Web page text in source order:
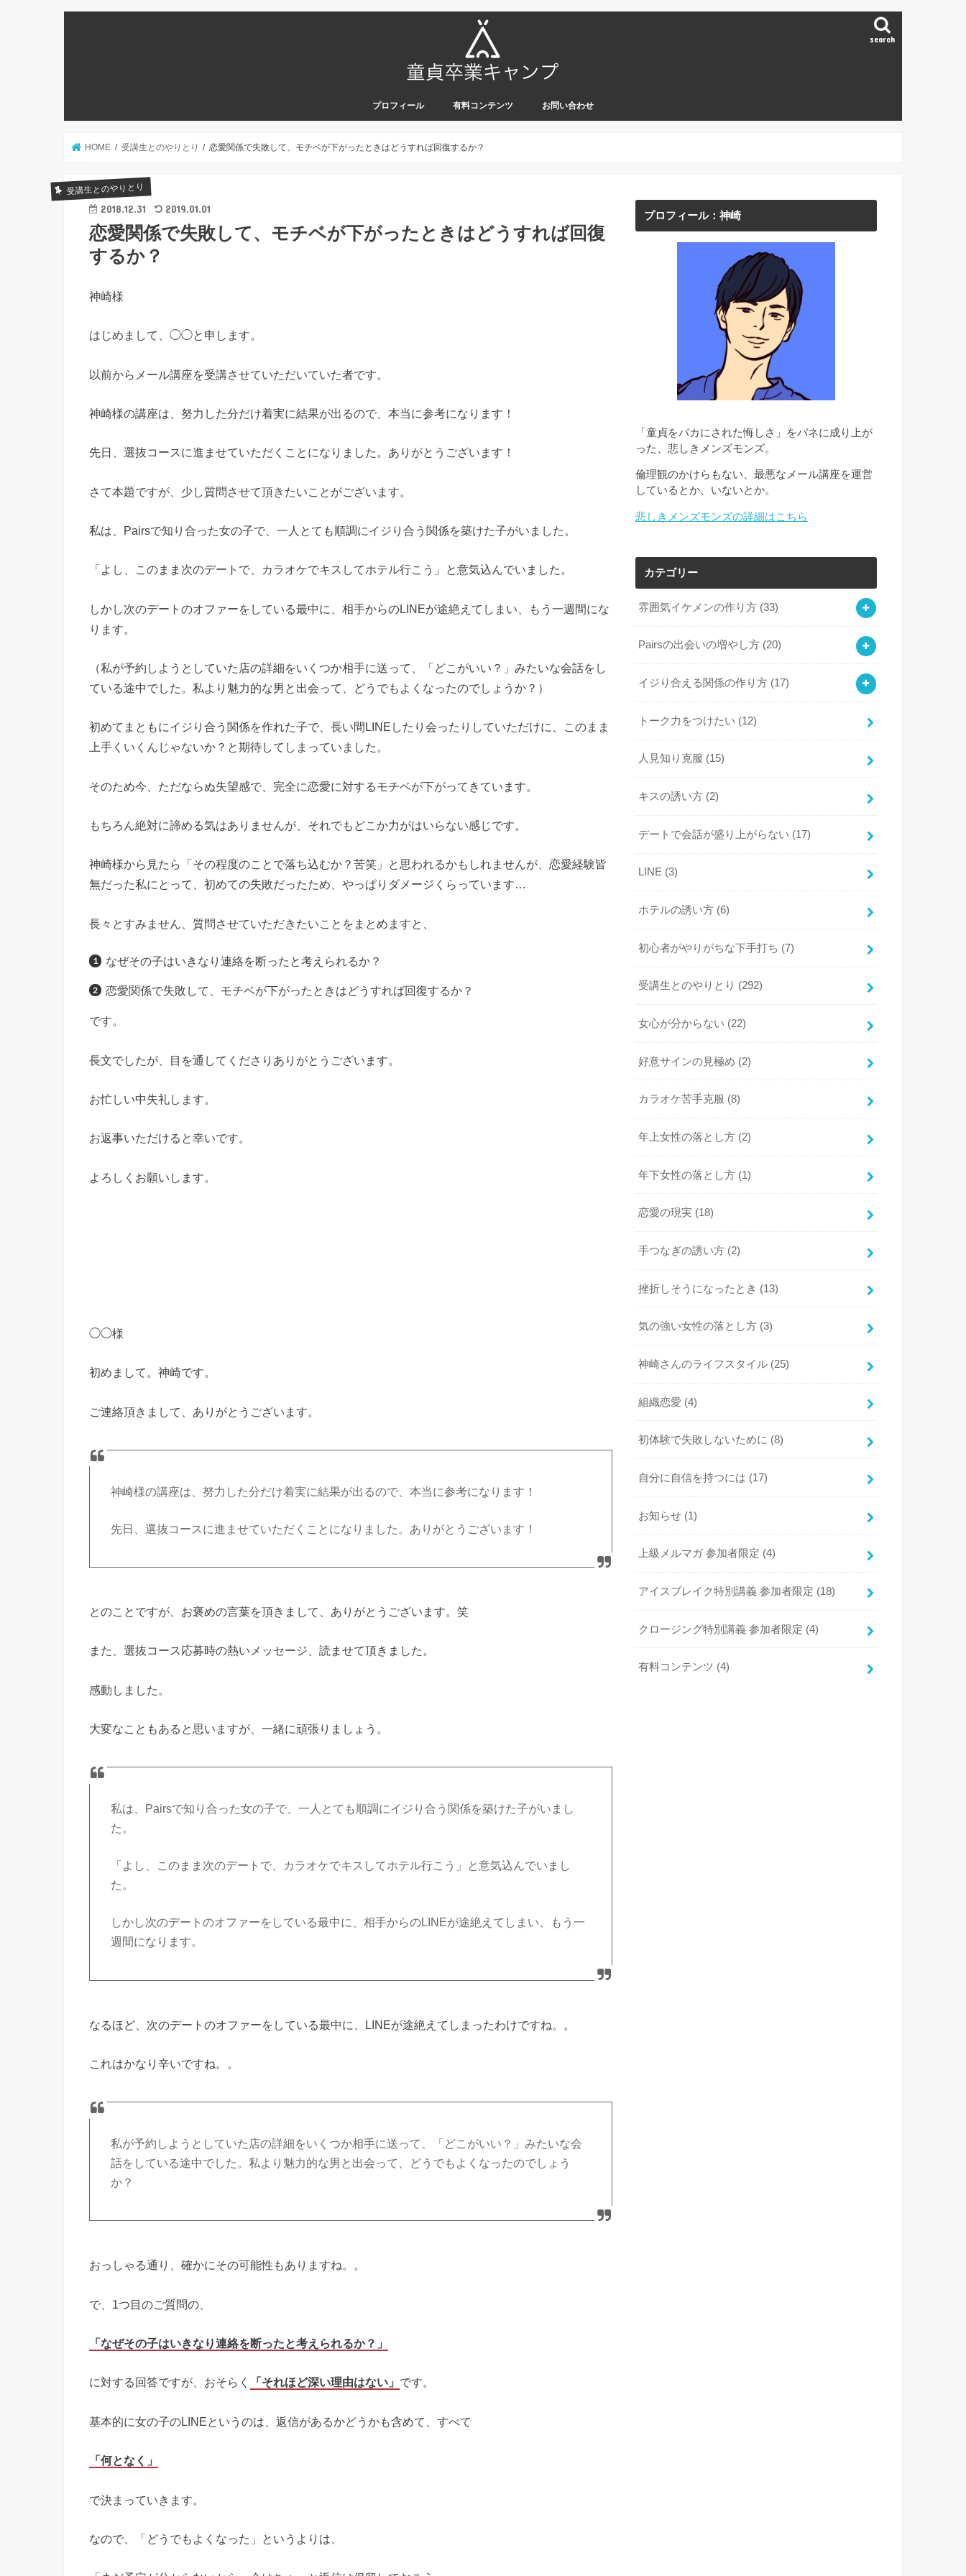
search
プロフィール 有料コンテンツ お問い合わせ
HOME 受講生とのやりとり 恋愛関係で失敗して、モチベが下がったときはどうすれば回復するか？
受講生とのやりとり
2018.12.31 2019.01.01
恋愛関係で失敗して、モチベが下がったときはどうすれば回復
するか？
神崎様
はじめまして、◯◯と申します。
以前からメール講座を受講させていただいていた者です。
神崎様の講座は、努力した分だけ着実に結果が出るので、本当に参考になります！
先日、選抜コースに進ませていただくことになりました。ありがとうございます！
さて本題ですが、少し質問させて頂きたいことがございます。
私は、Pairsで知り合った女の子で、一人とても順調にイジり合う関係を築けた子がいました。
「よし、このまま次のデートで、カラオケでキスしてホテル行こう」と意気込んでいました。
しかし次のデートのオファーをしている最中に、相手からのLINEが途絶えてしまい、もう一週間にな
ります。
（私が予約しようとしていた店の詳細をいくつか相手に送って、「どこがいい？」みたいな会話をし
ている途中でした。私より魅力的な男と出会って、どうでもよくなったのでしょうか？）
初めてまともにイジり合う関係を作れた子で、長い間LINEしたり会ったりしていただけに、このまま
上手くいくんじゃないか？と期待してしまっていました。
そのため今、ただならぬ失望感で、完全に恋愛に対するモチベが下がってきています。
もちろん絶対に諦める気はありませんが、それでもどこか力がはいらない感じです。
神崎様から見たら「その程度のことで落ち込むか？苦笑」と思われるかもしれませんが、恋愛経験皆
無だった私にとって、初めての失敗だったため、やっぱりダメージくらっています…
長々とすみません、質問させていただきたいことをまとめますと、
なぜその子はいきなり連絡を断ったと考えられるか？
恋愛関係で失敗して、モチベが下がったときはどうすれば回復するか？
です。
長文でしたが、目を通してくださりありがとうございます。
お忙しい中失礼します。
お返事いただけると幸いです。
よろしくお願いします。
◯◯様
初めまして。神崎です。
ご連絡頂きまして、ありがとうございます。
神崎様の講座は、努力した分だけ着実に結果が出るので、本当に参考になります！
先日、選抜コースに進ませていただくことになりました。ありがとうございます！
とのことですが、お褒めの言葉を頂きまして、ありがとうございます。笑
また、選抜コース応募時の熱いメッセージ、読ませて頂きました。
感動しました。
大変なこともあると思いますが、一緒に頑張りましょう。
私は、Pairsで知り合った女の子で、一人とても順調にイジり合う関係を築けた子がいまし
た。
「よし、このまま次のデートで、カラオケでキスしてホテル行こう」と意気込んでいまし
た。
しかし次のデートのオファーをしている最中に、相手からのLINEが途絶えてしまい、もう一
週間になります。
なるほど、次のデートのオファーをしている最中に、LINEが途絶えてしまったわけですね。。
これはかなり辛いですね。。
私が予約しようとしていた店の詳細をいくつか相手に送って、「どこがいい？」みたいな会
話をしている途中でした。私より魅力的な男と出会って、どうでもよくなったのでしょう
か？
おっしゃる通り、確かにその可能性もありますね。。
で、1つ目のご質問の、
「なぜその子はいきなり連絡を断ったと考えられるか？」
に対する回答ですが、おそらく 「それほど深い理由はない」 です。
基本的に女の子のLINEというのは、返信があるかどうかも含めて、すべて
「何となく」
で決まっていきます。
なので、「どうでもよくなった」というよりは、
プロフィール：神崎
「童貞をバカにされた悔しさ」をバネに成り上が
った、悲しきメンズモンズ。
倫理観のかけらもない、最悪なメール講座を運営
しているとか、いないとか。
悲しきメンズモンズの詳細はこちら
カテゴリー
雰囲気イケメンの作り方 (33)
Pairsの出会いの増やし方 (20)
イジり合える関係の作り方 (17)
トーク力をつけたい (12)
人見知り克服 (15)
キスの誘い方 (2)
デートで会話が盛り上がらない (17)
LINE (3)
ホテルの誘い方 (6)
初心者がやりがちな下手打ち (7)
受講生とのやりとり (292)
女心が分からない (22)
好意サインの見極め (2)
カラオケ苦手克服 (8)
年上女性の落とし方 (2)
年下女性の落とし方 (1)
恋愛の現実 (18)
手つなぎの誘い方 (2)
挫折しそうになったとき (13)
気の強い女性の落とし方 (3)
神崎さんのライフスタイル (25)
組織恋愛 (4)
初体験で失敗しないために (8)
自分に自信を持つには (17)
お知らせ (1)
上級メルマガ 参加者限定 (4)
アイスブレイク特別講義 参加者限定 (18)
クロージング特別講義 参加者限定 (4)
有料コンテンツ (4)